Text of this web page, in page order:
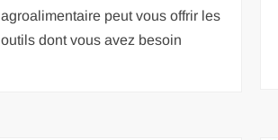
agroalimentaire peut vous offrir les
outils dont vous avez besoin